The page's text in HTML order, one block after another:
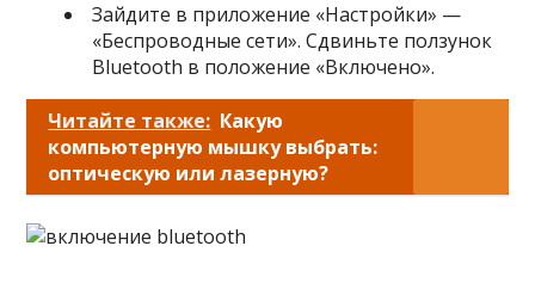
Зайдите в приложение «Настройки» —
«Беспроводные сети». Сдвиньте ползунок
Bluetooth в положение «Включено».
Читайте также: Какую
компьютерную мышку выбрать:
оптическую или лазерную?